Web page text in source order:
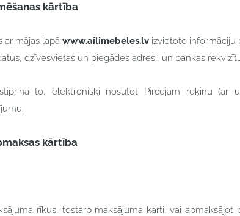
kārtība
ar mājas lapā www.ailimebeles.lv izvietoto informāciju
dzīvesvietas un piegādes adresi, un bankas
to, elektroniski nosūtot Pircējam rēķinu (ar
kārtība
rīkus, tostarp maksājuma karti, vai apmaksājot